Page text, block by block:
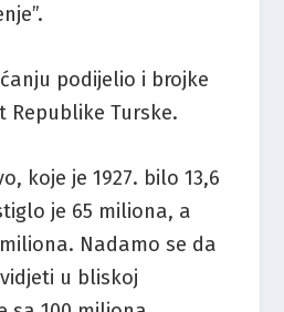
podijelio i brojke
Republike Turske.
koje je 1927. bilo 13,6
je 65 miliona, a
Nadamo se da
u bliskoj